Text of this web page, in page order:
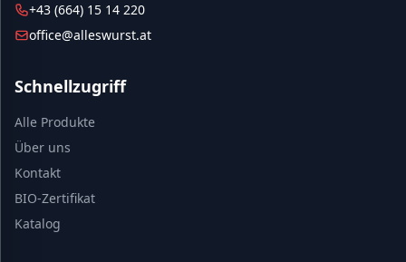
+43 (664) 15 14 220
office@alleswurst.at
Schnellzugriff
Alle Produkte
Über uns
Kontakt
BIO-Zertifikat
Katalog